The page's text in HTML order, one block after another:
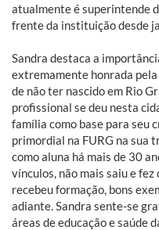
atualmente é superintende
frente da instituição desde
Sandra destaca a
extremamente honrada
de não ter nascido em Rio
profissional se deu nesta
família como base para seu
primordial na FURG na
como aluna há mais de 30
vínculos, não mais saiu e fez
recebeu formação, bons
adiante. Sandra sente-se
áreas de educação e saúde